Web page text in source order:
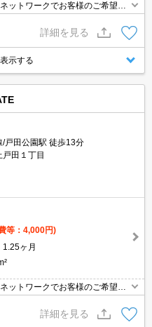
ットワークでお客様のご希望に
す☆賃貸市場に出ている情報を
い♪
詳細を見る
示する
/戸田公園駅 徒歩13分
田１丁目
等：4,000円)
1.25ヶ月
ットワークでお客様のご希望に
す☆賃貸市場に出ている情報を
い♪
詳細を見る